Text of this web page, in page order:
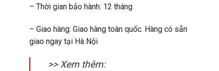
– Thời gian bảo hành: 12 tháng
– Giao hàng: Giao hàng toàn quốc. Hàng có sẵn
giao ngay tại Hà Nội
>> Xem thêm: